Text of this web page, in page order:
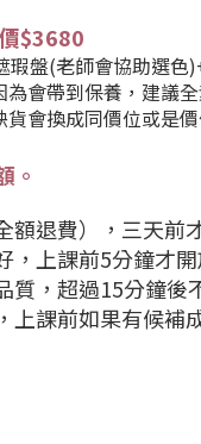
$3680
瑕盤(老師會協助選
會帶到保養，建議全
會換成同價位或是
。
額退費），三天前
，上課前5分鐘才開
質，超過15分鐘後
上課前如果有候補